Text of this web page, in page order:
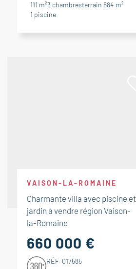
111 m²3 chambresterrain 684 m²
1 piscine
VAISON-LA-ROMAINE
Charmante villa avec piscine et
jardin à vendre région Vaison-
la-Romaine
660 000 €
RÉF. 017585